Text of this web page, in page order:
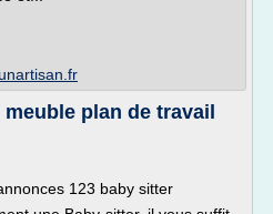
plan de travail
123 baby sitter